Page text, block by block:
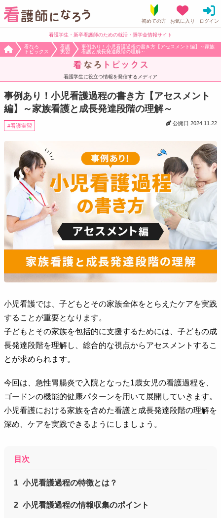
看護学生・新卒看護師のための就活・奨学金情報サイト
看なろ
トピックス
看護
実習
事例あり！小児看護過程の書き方【アセスメント編】～家族
看護と成長発達段階の理解～
看護学生に役立つ情報を発信するメディア
事例あり！小児看護過程の書き方【アセスメント
編】～家族看護と成長発達段階の理解～
看護実習 公開日 2024.11.22
小児看護では、子どもとその家族全体をとらえたケアを実践
することが重要となります。
子どもとその家族を包括的に支援するためには、子どもの成
長発達段階を理解し、総合的な視点からアセスメントするこ
とが求められます。
今回は、急性胃腸炎で入院となった1歳女児の看護過程を、
ゴードンの機能的健康パターンを用いて展開していきます。
小児看護における家族を含めた看護と成長発達段階の理解を
深め、ケアを実践できるようにしましょう。
目次
小児看護過程の特徴とは？
小児看護過程の情報収集のポイント